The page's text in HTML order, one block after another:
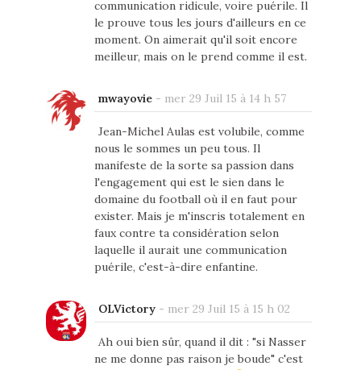
communication ridicule, voire puérile. Il
le prouve tous les jours d'ailleurs en ce
moment. On aimerait qu'il soit encore
meilleur, mais on le prend comme il est.
mwayovie- mer 29 Juil 15 à 14 h 57
Jean-Michel Aulas est volubile, comme
nous le sommes un peu tous. Il
manifeste de la sorte sa passion dans
l'engagement qui est le sien dans le
domaine du football où il en faut pour
exister. Mais je m'inscris totalement en
faux contre ta considération selon
laquelle il aurait une communication
puérile, c'est-à-dire enfantine.
OLVictory- mer 29 Juil 15 à 15 h 02
Ah oui bien sûr, quand il dit : "si Nasser
ne me donne pas raison je boude" c'est